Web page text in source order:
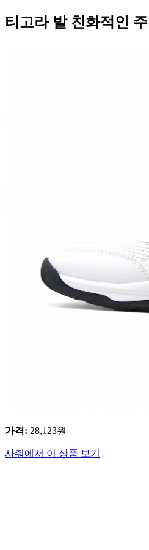
티고라 발 친화적인
가격: 28,123원
사줘에서 이 상품 보기